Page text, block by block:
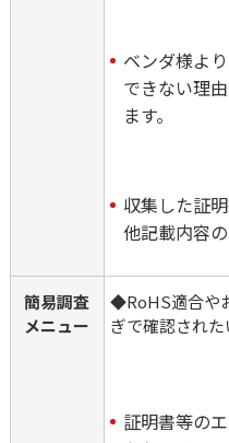
ベンダ様よ
できない理
ます。
収集した証
他記載内容
簡易調査
メニュー
◆RoHS適合や
ぎで確認された
証明書等の